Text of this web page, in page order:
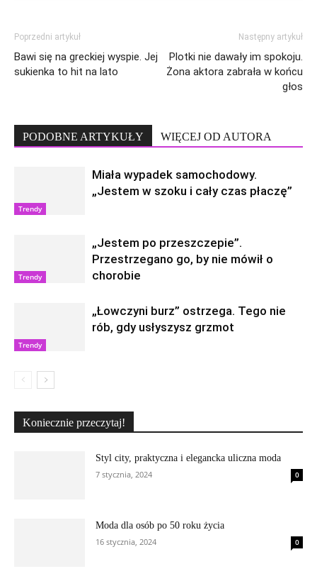
Poprzedni artykuł
Bawi się na greckiej wyspie. Jej
sukienka to hit na lato
Następny artykuł
Plotki nie dawały im spokoju.
Żona aktora zabrała w końcu
głos
PODOBNE ARTYKUŁY WIĘCEJ OD AUTORA
Trendy
Miała wypadek samochodowy.
„Jestem w szoku i cały czas płaczę”
Trendy
„Jestem po przeszczepie”.
Przestrzegano go, by nie mówił o
chorobie
Trendy
„Łowczyni burz” ostrzega. Tego nie
rób, gdy usłyszysz grzmot
Koniecznie przeczytaj!
Styl city, praktyczna i elegancka uliczna moda
7 stycznia, 2024
0
Moda dla osób po 50 roku życia
16 stycznia, 2024
0